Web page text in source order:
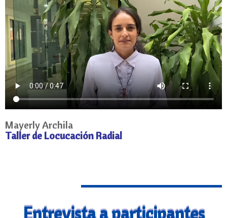
Mayerly Archila
Taller de Locucación Radial